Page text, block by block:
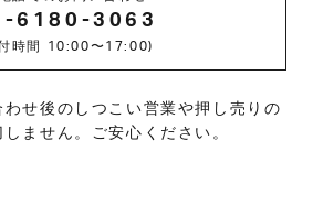
6180-3063
時間 10:00〜17:00)
せ後のしつこい営業や押し売りの
ません。ご安心ください。